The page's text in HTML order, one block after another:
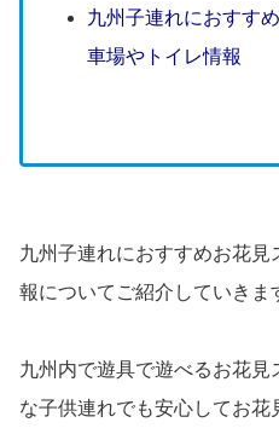
九州子連れにおすす
車場やトイレ情報
九州子連れにおすすめお花
報についてご紹介していきま
九州内で遊具で遊べるお花見
な子供連れでも安心してお花